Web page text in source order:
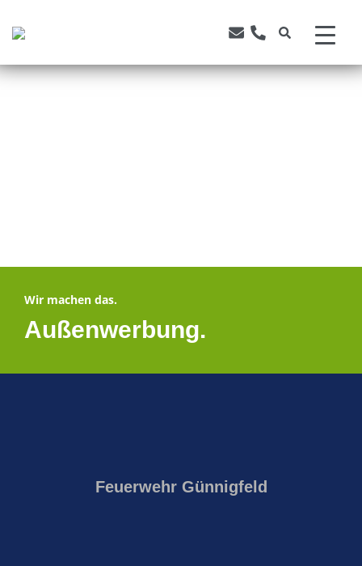
Wir machen das.
Außen­werbung.
Feuerwehr Günnigfeld